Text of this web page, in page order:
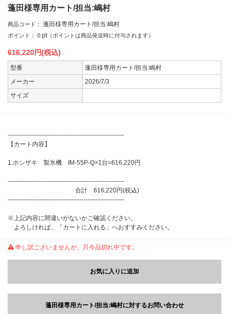
蓬田様専用カート/担当:嶋村
商品コード： 蓬田様専用カート/担当:嶋村
ポイント： 0 pt （ポイントは商品発送時に付与されます）
616,220円(税込)
型番
蓬田様専用カート/担当:嶋村
メーカー
2026/7/3
サイズ
---------------------------------------------------------
【カート内容】
1.ホシザキ 製氷機 IM-55P-Q×1台=616,220円
---------------------------------------------------------
合計 616,220円(税込)
---------------------------------------------------------
※上記内容に間違いがないかご確認ください。
よろしければ、「カートに入れる」へおすすみください。
申し訳ございませんが、只今品切れ中です。
お気に入りに追加
蓬田様専用カート/担当:嶋村に対するお問い合わせ